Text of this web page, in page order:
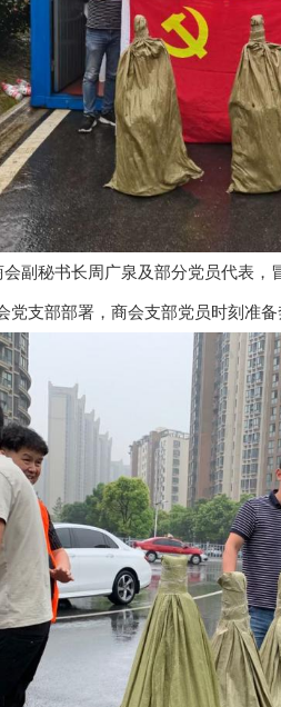
秘书长周广泉及部分党员代表，
支部部署，商会支部党员时刻准